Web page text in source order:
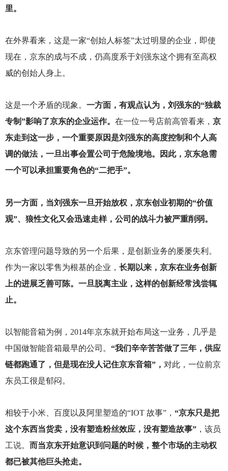
里。
在外界看来，这是一家“创始人标签”太过明显的企业，即使
现在，京东的成与不成，仍高度系于刘强东这个拥有至高权
威的创始人身上。
这是一个矛盾的现象。 一方面，有观点认为，刘强东的“独裁
专制”影响了京东的企业运作。 在一位一号店前高管看来， 京
东走到这一步，一个重要原因是刘强东的高度控制和个人高
调的做法，一旦出事会置公司于危险境地。因此，京东急需
一个可以承担重要角色的“二把手”。
另一方面，当刘强东一旦开始放权，京东创业初期的“价值
观”、狼性文化又会迅速走样，公司的战斗力被严重削弱。
京东管理问题导致的另一个后果，是创新业务的屡屡失利。
作为一家以零售为根基的企业， 长期以来，京东在业务创新
上的进展乏善可陈。一旦脱离主业，这样的创新经常浅尝辄
止。
以智能音箱为例，2014年京东就开始布局这一业务，几乎是
中国做智能音箱最早的公司。 “我们辛辛苦苦做了三年，供应
链都跑通了，但是现在没人记住京东音箱”， 对此，一位前京
东员工很是郁闷。
相较于小米、百度以及阿里塑造的“IOT 故事”， “京东只是把
这个东西当货卖，没有塑造粉丝效应，没有塑造故事”，该员
工说。 而当京东开始意识到问题的时候，整个市场的主动权
都已被其他巨头抢走。